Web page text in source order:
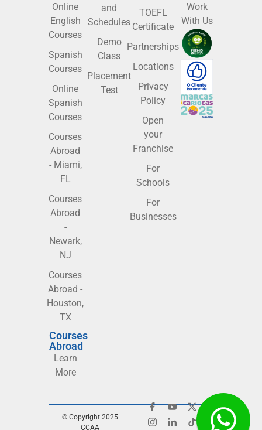
Online
English
Courses
Spanish
Courses
Online
Spanish
Courses
Courses
Abroad
- Miami,
FL
Courses
Abroad
-
Newark,
NJ
Courses
Abroad -
Houston,
TX
Courses
Abroad
Learn
More
and
Schedules
Demo
Class
Placement
Test
TOEFL
Certificate
Partnerships
Locations
Privacy
Policy
Open
your
Franchise
For
Schools
For
Businesses
Work
With Us
© Copyright 2025
CCAA